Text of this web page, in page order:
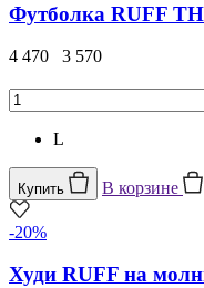
Футболка RUFF
4 470 3 570
L
Купить В корзине
-20%
Худи RUFF на